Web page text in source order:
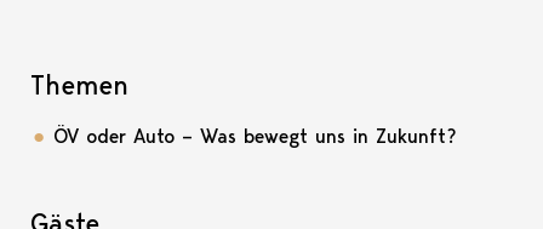
Themen
ÖV oder Auto – Was bewegt uns in Zukunft?